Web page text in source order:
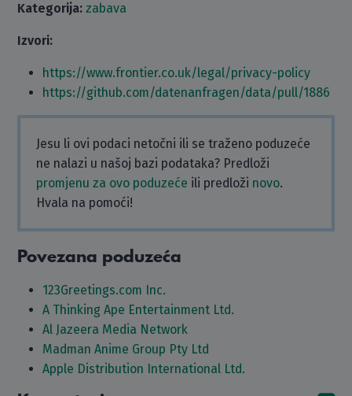
Kategorija: zabava
Izvori:
https://www.frontier.co.uk/legal/privacy-policy
https://github.com/datenanfragen/data/pull/1886
Jesu li ovi podaci netočni ili se traženo poduzeće
ne nalazi u našoj bazi podataka? Predloži
promjenu za ovo poduzeće ili predloži novo.
Hvala na pomoći!
Povezana poduzeća
123Greetings.com Inc.
A Thinking Ape Entertainment Ltd.
Al Jazeera Media Network
Madman Anime Group Pty Ltd
Apple Distribution International Ltd.